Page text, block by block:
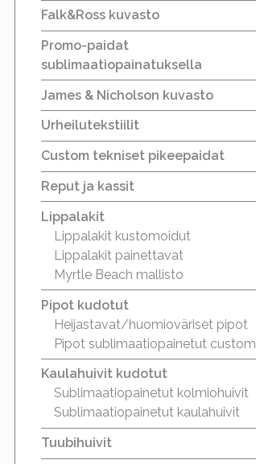
Falk&Ross kuvasto
Promo-paidat
sublimaatiopainatuksella
James & Nicholson kuvasto
Urheilutekstiilit
Custom tekniset pikeepaidat
Reput ja kassit
Lippalakit
Lippalakit kustomoidut
Lippalakit painettavat
Myrtle Beach mallisto
Pipot kudotut
Heijastavat/huomioväriset pipot
Pipot sublimaatiopainetut custom
Kaulahuivit kudotut
Sublimaatiopainetut kolmiohuivit
Sublimaatiopainetut kaulahuivit
Tuubihuivit